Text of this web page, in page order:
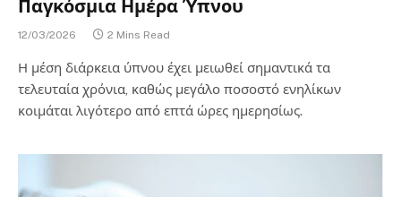
Παγκόσμια Ημέρα Ύπνου
12/03/2026 2 Mins Read
Η μέση διάρκεια ύπνου έχει μειωθεί σημαντικά τα
τελευταία χρόνια, καθώς μεγάλο ποσοστό ενηλίκων
κοιμάται λιγότερο από επτά ώρες ημερησίως.